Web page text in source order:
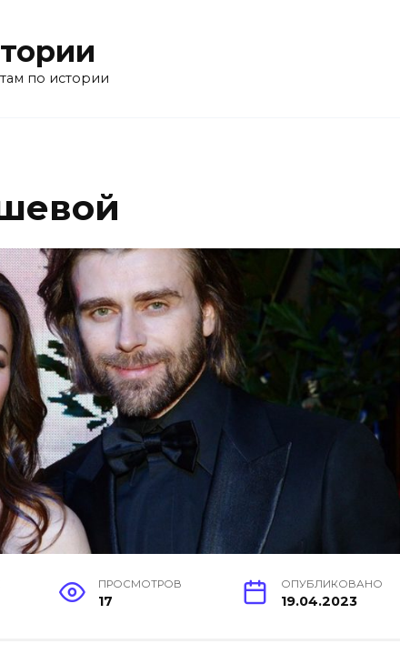
по истории
ПРОСМОТРОВ
17
ОПУБЛИКОВАНО
19.04.2023